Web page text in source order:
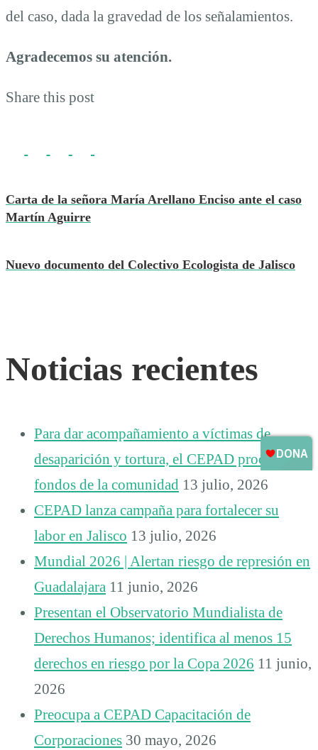
del caso, dada la gravedad de los señalamientos.
Agradecemos su atención.
Share this post
Carta de la señora María Arellano Enciso ante el caso
Martín Aguirre
Nuevo documento del Colectivo Ecologista de Jalisco
Noticias recientes
Para dar acompañamiento a víctimas de
desaparición y tortura, el CEPAD procura
fondos de la comunidad 13 julio, 2026
CEPAD lanza campaña para fortalecer su
labor en Jalisco 13 julio, 2026
Mundial 2026 | Alertan riesgo de represión en
Guadalajara 11 junio, 2026
Presentan el Observatorio Mundialista de
Derechos Humanos; identifica al menos 15
derechos en riesgo por la Copa 2026 11 junio,
2026
Preocupa a CEPAD Capacitación de
Corporaciones 30 mayo, 2026